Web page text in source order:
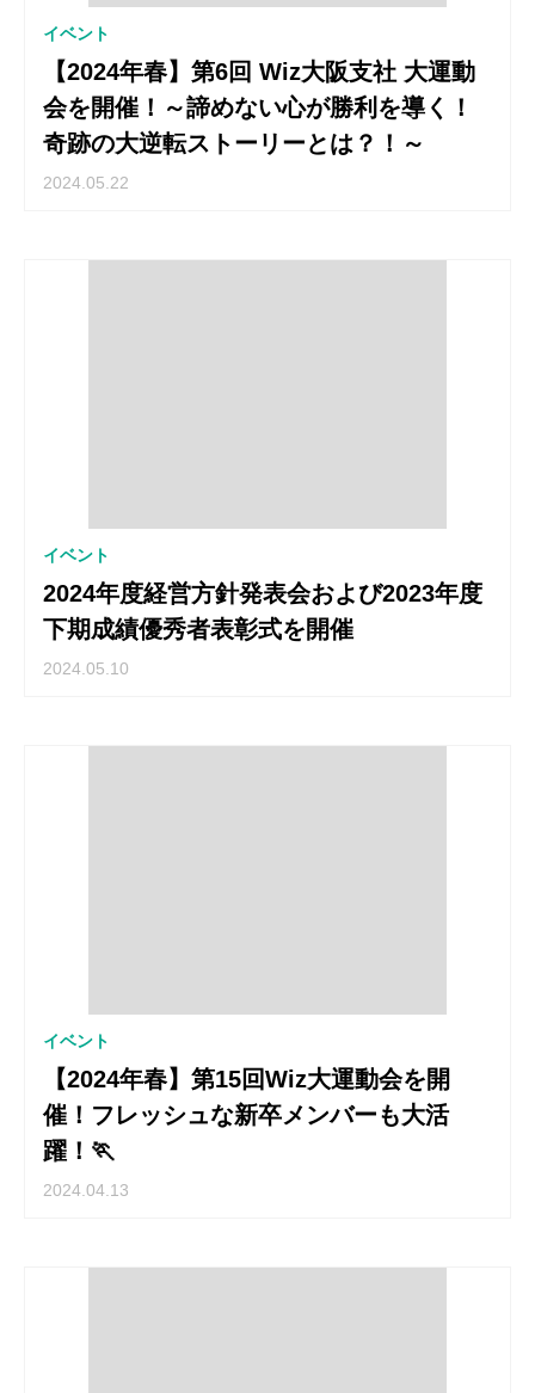
イベント
【2024年春】第6回 Wiz大阪支社 大運動
会を開催！～諦めない心が勝利を導く！
奇跡の大逆転ストーリーとは？！～
2024.05.22
イベント
2024年度経営方針発表会および2023年度
下期成績優秀者表彰式を開催
2024.05.10
イベント
【2024年春】第15回Wiz大運動会を開
催！フレッシュな新卒メンバーも大活
躍！🏃
2024.04.13